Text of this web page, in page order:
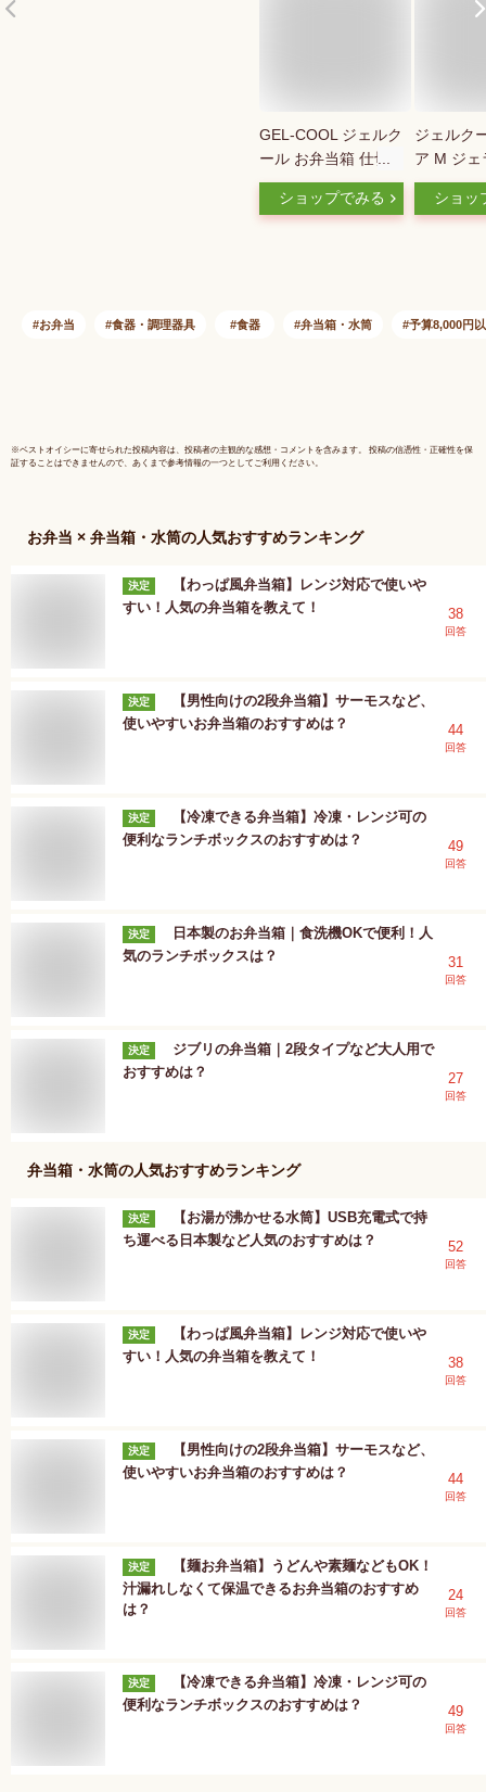
GEL-COOL ジェルク
ール お弁当箱 仕切
り付き 400ml 1段 通
販 ランチボックス
チ 弁当 お弁当 スク
ショップでみる
ジェルク
ア M ジェ
レーン
ークリッ
付き 保冷
ショッ
お弁当 食器・調理器具 食器 弁当箱・水筒 予算8,000円
※ベストオイシーに寄せられた投稿内容は、投稿者の主観的な感想・コメントを含みます。 投稿の信憑性・正確性を保
証することはできませんので、あくまで参考情報の一つとしてご利用ください。
お弁当 × 弁当箱・水筒の人気おすすめランキング
決定
【わっぱ風弁当箱】レンジ対応で使いや
すい！人気の弁当箱を教えて！
38
回答
決定
【男性向けの2段弁当箱】サーモスなど、
使いやすいお弁当箱のおすすめは？
44
回答
決定
【冷凍できる弁当箱】冷凍・レンジ可の
便利なランチボックスのおすすめは？
49
回答
決定
日本製のお弁当箱｜食洗機OKで便利！人
気のランチボックスは？
31
回答
決定
ジブリの弁当箱｜2段タイプなど大人用で
おすすめは？
27
回答
弁当箱・水筒の人気おすすめランキング
決定
【お湯が沸かせる水筒】USB充電式で持
ち運べる日本製など人気のおすすめは？
52
回答
決定
【わっぱ風弁当箱】レンジ対応で使いや
すい！人気の弁当箱を教えて！
38
回答
決定
【男性向けの2段弁当箱】サーモスなど、
使いやすいお弁当箱のおすすめは？
44
回答
決定
【麺お弁当箱】うどんや素麺などもOK！
汁漏れしなくて保温できるお弁当箱のおすすめ
は？
24
回答
決定
【冷凍できる弁当箱】冷凍・レンジ可の
便利なランチボックスのおすすめは？
49
回答